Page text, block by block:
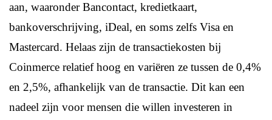
aan, waaronder Bancontact, kredietkaart,
bankoverschrijving, iDeal, en soms zelfs Visa en
Mastercard. Helaas zijn de transactiekosten bij
Coinmerce relatief hoog en variëren ze tussen de 0,4%
en 2,5%, afhankelijk van de transactie. Dit kan een
nadeel zijn voor mensen die willen investeren in